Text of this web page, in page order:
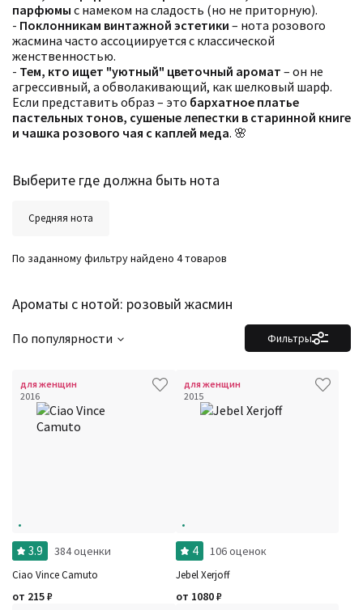
парфюмы с намеком на сладость (но не приторную).
- Поклонникам винтажной эстетики – нота розового
жасмина часто ассоциируется с классической
женственностью.
- Тем, кто ищет "уютный" цветочный аромат – он не
агрессивный, а обволакивающий, как шелковый шарф.
Если представить образ – это бархатное платье
пастельных тонов, сушеные лепестки в старинной книге
и чашка розового чая с каплей меда. 🌸
Выберите где должна быть нота
Средняя нота
Ароматы с нотой: розовый жасмин
По заданному фильтру найдено 4 товаров
Фильтры
По популярности
Цена
Шлейф
Стойкость Сбросить
Ноты
для женщин
2016
3.9 384 оценки
Ciao Vince Camuto
от 215₽
для женщин
2015
4 106 оценок
Jebel Xerjoff
от 1080₽